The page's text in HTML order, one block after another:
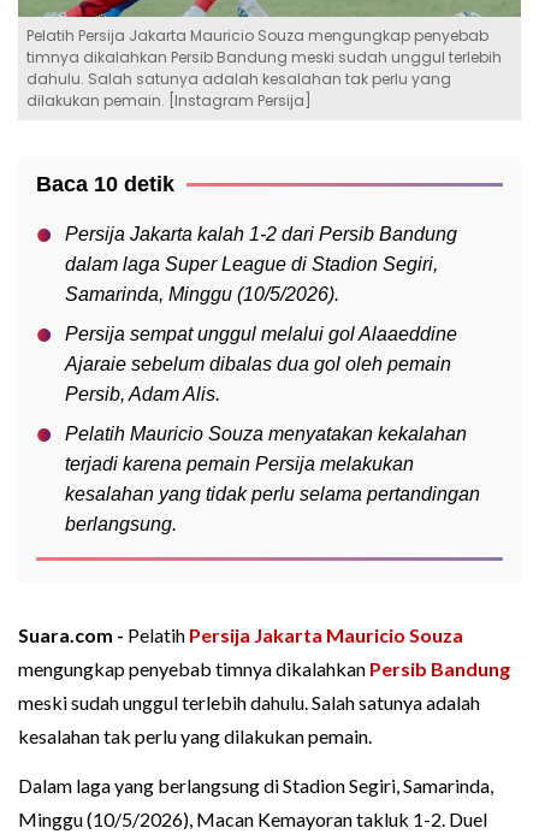
Pelatih Persija Jakarta Mauricio Souza mengungkap penyebab
timnya dikalahkan Persib Bandung meski sudah unggul terlebih
dahulu. Salah satunya adalah kesalahan tak perlu yang
dilakukan pemain. [Instagram Persija]
Baca 10 detik
Persija Jakarta kalah 1-2 dari Persib Bandung
dalam laga Super League di Stadion Segiri,
Samarinda, Minggu (10/5/2026).
Persija sempat unggul melalui gol Alaaeddine
Ajaraie sebelum dibalas dua gol oleh pemain
Persib, Adam Alis.
Pelatih Mauricio Souza menyatakan kekalahan
terjadi karena pemain Persija melakukan
kesalahan yang tidak perlu selama pertandingan
berlangsung.
Suara.com - Pelatih Persija Jakarta Mauricio Souza
mengungkap penyebab timnya dikalahkan Persib Bandung
meski sudah unggul terlebih dahulu. Salah satunya adalah
kesalahan tak perlu yang dilakukan pemain.
Dalam laga yang berlangsung di Stadion Segiri, Samarinda,
Minggu (10/5/2026), Macan Kemayoran takluk 1-2. Duel